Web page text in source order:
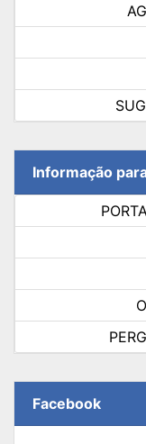
Informação
Facebook